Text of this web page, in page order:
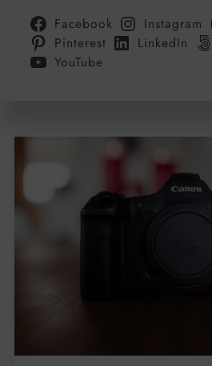
Facebook Instagram
Pinterest
LinkedIn
YouTube